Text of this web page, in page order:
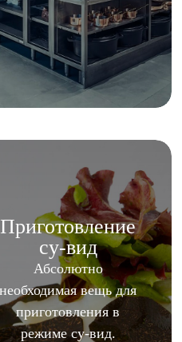
Приготовление
су-вид
Абсолютно
необходимая вещь для
приготовления в
режиме су-вид.